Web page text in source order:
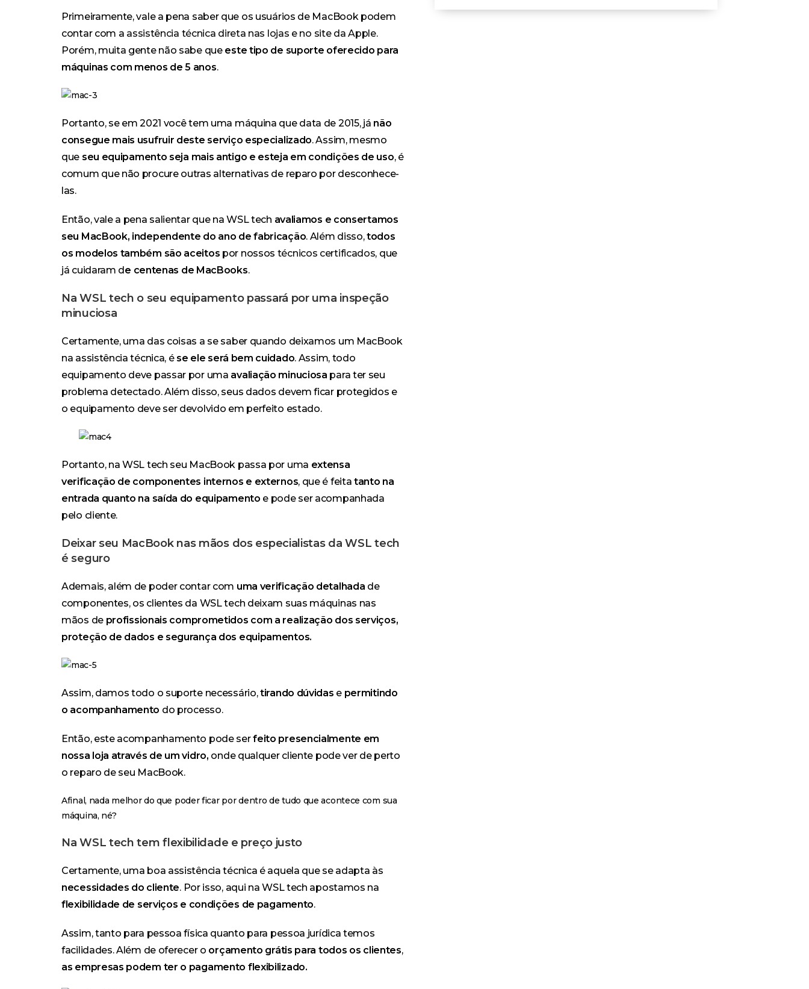
Primeiramente, vale a pena saber que os usuários de MacBook podem
contar com a assistência técnica direta nas lojas e no site da Apple.
Porém, muita gente não sabe que este tipo de suporte oferecido para
máquinas com menos de 5 anos.
Portanto, se em 2021 você tem uma máquina que data de 2015, já não
consegue mais usufruir deste serviço especializado. Assim, mesmo
que seu equipamento seja mais antigo e esteja em condições de uso, é
comum que não procure outras alternativas de reparo por desconhece-
las.
Então, vale a pena salientar que na WSL tech avaliamos e consertamos
seu MacBook, independente do ano de fabricação. Além disso,todos
os modelos também são aceitos por nossos técnicos certificados, que
já cuidaram de centenas de MacBooks.
Na WSL tech o seu equipamento passará por uma inspeção
minuciosa
Certamente, uma das coisas a se saber quando deixamos um MacBook
na assistência técnica, ése ele será bem cuidado. Assim, todo
equipamento deve passar por uma avaliação minuciosa para ter seu
problema detectado. Além disso, seus dados devem ficar protegidos e
o equipamento deve ser devolvido em perfeito estado.
Portanto, na WSL tech seu MacBook passa por uma extensa
verificação de componentes internos e externos, que é feitatanto na
entrada quanto na saída do equipamento e pode ser acompanhada
pelo cliente.
Deixar seu MacBook nas mãos dos especialistas da WSL tech
é seguro
Ademais, além de poder contar com uma verificação detalhada de
componentes, os clientes da WSL tech deixam suas máquinas nas
mãos de profissionais comprometidos com a realização dos serviços,
proteção de dados e segurança dos equipamentos.
Assim, damos todo o suporte necessário,tirando dúvidas e permitindo
o acompanhamento do processo.
Então, este acompanhamento pode serfeito presencialmente em
nossa loja através de um vidro, onde qualquer cliente pode ver de perto
o reparo de seu MacBook.
Afinal, nada melhor do que poder ficar por dentro de tudo que acontece com sua
máquina, né?
Na WSL tech tem flexibilidade e preço justo
Certamente, uma boa assistência técnica é aquela que se adapta às
necessidades do cliente. Por isso, aqui na WSL tech apostamos na
flexibilidade de serviços e condições de pagamento.
Assim, tanto para pessoa física quanto para pessoa jurídica temos
facilidades. Além de oferecer o orçamento grátis para todos os clientes,
as empresas podem ter o pagamento flexibilizado.